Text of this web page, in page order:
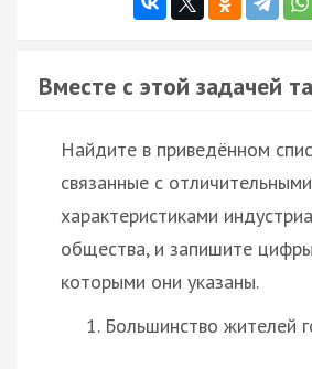
Вместе с этой задачей
Найдите в приведённом
связанные с отличительными
характеристиками
общества, и запишите
которыми они указаны.
Большинство жителей